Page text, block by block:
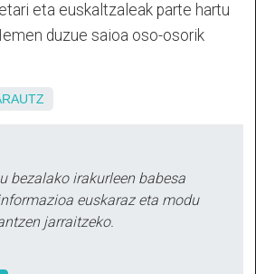
eta euskaltzaleak parte hartu
duzue saioa oso-osorik
bezalako irakurleen babesa
euskaraz eta modu
jarraitzeko.